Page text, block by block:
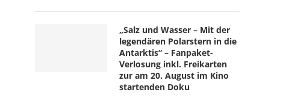
„Salz und Wasser – Mit der
legendären Polarstern in die
Antarktis“ – Fanpaket-
Verlosung inkl. Freikarten
zur am 20. August im Kino
startenden Doku